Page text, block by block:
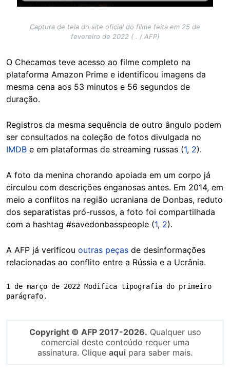
Captura de tela do site oficial do filme feita em 25 de
fevereiro de 2022 ( . / AFP)
O Checamos teve acesso ao filme completo na
plataforma Amazon Prime e identificou imagens da
mesma cena aos 53 minutos e 56 segundos de
duração.
Registros da mesma sequência de outro ângulo podem
ser consultados na coleção de fotos divulgada no
IMDB e em plataformas de streaming russas (1, 2).
A foto da menina chorando apoiada em um corpo já
circulou com descrições enganosas antes. Em 2014, em
meio a conflitos na região ucraniana de Donbas, reduto
dos separatistas pró-russos, a foto foi compartilhada
com a hashtag #savedonbasspeople (1, 2).
A AFP já verificou outras peças de desinformações
relacionadas ao conflito entre a Rússia e a Ucrânia.
1 de março de 2022 Modifica tipografia do primeiro
parágrafo.
Copyright © AFP 2017-2026. Qualquer uso
comercial deste conteúdo requer uma
assinatura. Clique aqui para saber mais.